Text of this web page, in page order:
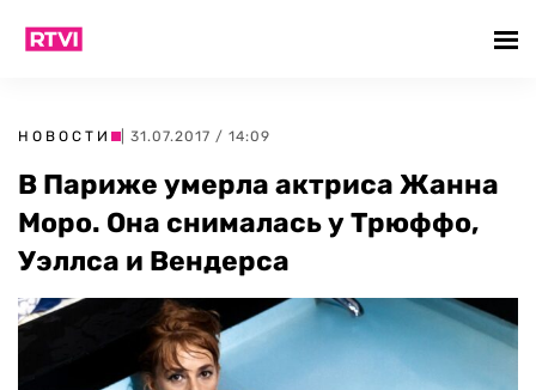
НОВОСТИ | 31.07.2017 / 14:09
В Париже умерла актриса Жанна
Моро. Она снималась у Трюффо,
Уэллса и Вендерса